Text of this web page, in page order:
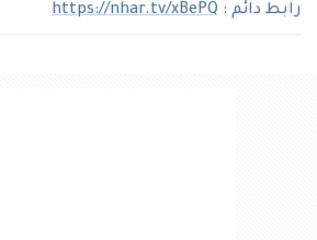
رابط دائم : https://nhar.tv/xBePQ